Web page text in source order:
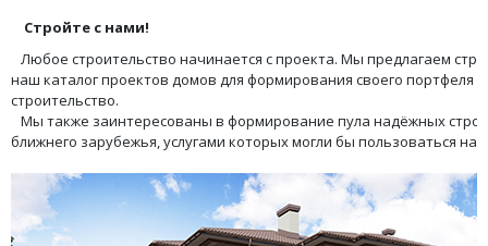
Стройте с нами!
Любое строительство начинается с проекта. Мы предлагаем
наш каталог проектов домов для формирования своего портфеля
строительство.
Мы также заинтересованы в формирование пула надёжных
ближнего зарубежья, услугами которых могли бы пользоваться